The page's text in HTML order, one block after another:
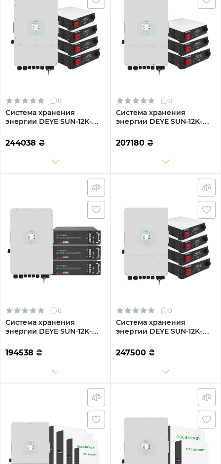
0
Система хранения
энергии DEYE SUN-12K-
LFP-W 12kW 19.2kWh 4BAT
LiFePO4 6000 циклов
244038 ₴
0
Система хранения
энергии DEYE SUN-12K-
W 12kW 14.4kWh 3BAT
LiFePO4 6000 циклов
207180 ₴
0
Система хранения
энергии DEYE SUN-12K-
12kW 14.4kWh 3BAT
LiFePO4 6500 циклов
194538 ₴
0
Система хранения
энергии DEYE SUN-12K-
W 12kW 19.2kWh 4BAT
LiFePO4 6000 циклов
247500 ₴